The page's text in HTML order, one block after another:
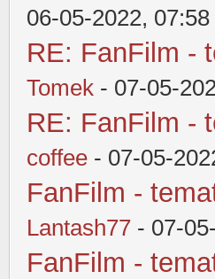
06-05-2022, 07:58
RE: FanFilm -
Tomek - 07-05-
RE: FanFilm -
coffee - 07-05-
FanFilm -
Lantash77 - 07-
FanFilm -